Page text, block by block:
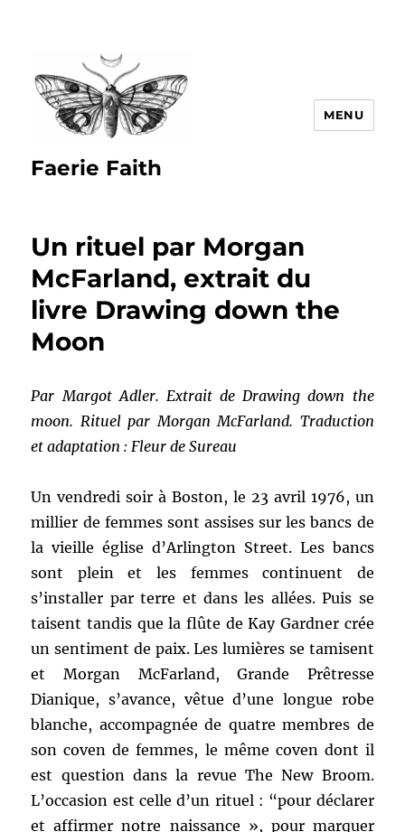
Faerie Faith
MENU
Un rituel par Morgan
McFarland, extrait du
livre Drawing down the
Moon
Par Margot Adler. Extrait de Drawing down the
moon. Rituel par Morgan McFarland. Traduction
et adaptation : Fleur de Sureau
Un vendredi soir à Boston, le 23 avril 1976, un
millier de femmes sont assises sur les bancs de
la vieille église d’Arlington Street. Les bancs
sont plein et les femmes continuent de
s’installer par terre et dans les allées. Puis se
taisent tandis que la flûte de Kay Gardner crée
un sentiment de paix. Les lumières se tamisent
et Morgan McFarland, Grande Prêtresse
Dianique, s’avance, vêtue d’une longue robe
blanche, accompagnée de quatre membres de
son coven de femmes, le même coven dont il
est question dans la revue The New Broom.
L’occasion est celle d’un rituel : “pour déclarer
et affirmer notre naissance », pour marquer